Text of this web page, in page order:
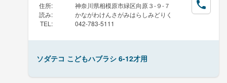
住所:
神奈川県相模原市緑区向原３-９-７
読み:
かながわけんさがみはらしみどりく
TEL : 042-783-5111
ソダテコ こどもハブラシ 6-12才用